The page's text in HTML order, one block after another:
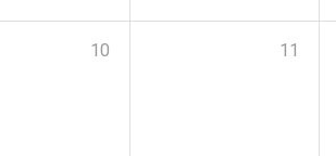
10 11